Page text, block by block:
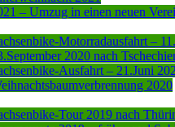
– Umzug in einen neuen
Motorradausfahrt –
2020 nach
Ausfahrt – 21.Juni
2020
Tour 2019 nach